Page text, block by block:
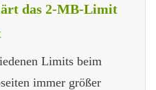
das 2-MB-Limit
Limits beim
immer größer